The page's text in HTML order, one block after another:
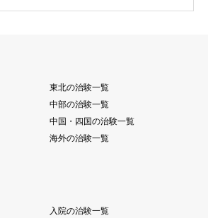
東北の治験一覧
中部の治験一覧
中国・四国の治験一覧
海外の治験一覧
入院の治験一覧